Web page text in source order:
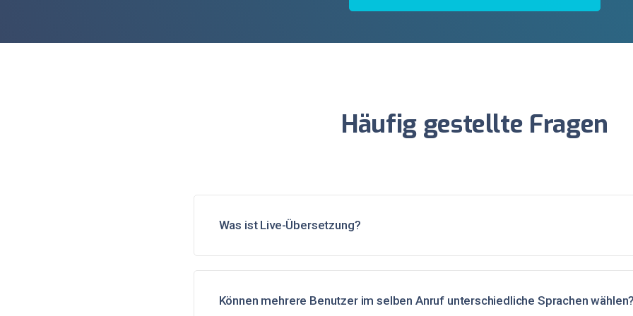
Häufig gestellte Fragen
Was ist Live-Übersetzung?
Können mehrere Benutzer im selben Anruf unterschiedliche Sprachen